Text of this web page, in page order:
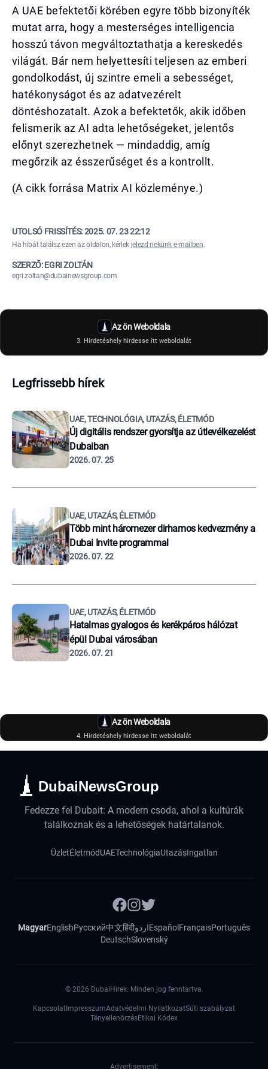
A UAE befektetői körében egyre több bizonyíték
mutat arra, hogy a mesterséges intelligencia
hosszú távon megváltoztathatja a kereskedés
világát. Bár nem helyettesíti teljesen az emberi
gondolkodást, új szintre emeli a sebességet,
hatékonyságot és az adatvezérelt
döntéshozatalt. Azok a befektetők, akik időben
felismerik az AI adta lehetőségeket, jelentős
előnyt szerezhetnek — mindaddig, amíg
megőrzik az ésszerűséget és a kontrollt.
(A cikk forrása Matrix AI közleménye.)
UTOLSÓ FRISSÍTÉS:2025. 07. 23 22:12
Ha hibát találsz ezen az oldalon, kérlek jelezd nekünk e-mailben.
SZERZŐ: EGRI ZOLTÁN
egri.zoltan@dubainewsgroup.com
Az ön Weboldala
3. Hirdetéshely hirdesse itt weboldalát
Legfrissebb hírek
UAE, TECHNOLÓGIA, UTAZÁS, ÉLETMÓD
Új digitális rendszer gyorsítja az útlevélkezelést
Dubaiban
2026. 07. 25
UAE, UTAZÁS, ÉLETMÓD
Több mint háromezer dirhamos kedvezmény a
Dubai Invite programmal
2026. 07. 22
UAE, UTAZÁS, ÉLETMÓD
Hatalmas gyalogos és kerékpáros hálózat
épül Dubai városában
2026. 07. 21
Az ön Weboldala
4. Hirdetéshely hirdesse itt weboldalát
DubaiNewsGroup
Fedezze fel Dubait: A modern csoda, ahol a kultúrák
találkoznak és a lehetőségek határtalanok.
ÜzletÉletmódUAETechnológiaUtazásIngatlan
MagyarEnglishРусский中文हिंदीاردوEspañol FrançaisPortuguês
DeutschSlovenský
© 2026 DubaiHirek. Minden jog fenntartva.
Kapcsolat ImpresszumAdatvédelmi NyilatkozatSüti szabályzat
TényellenörzésEtikai Kódex
Advertisement: